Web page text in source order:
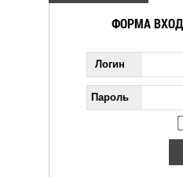
ФОРМА
Логин
Пароль